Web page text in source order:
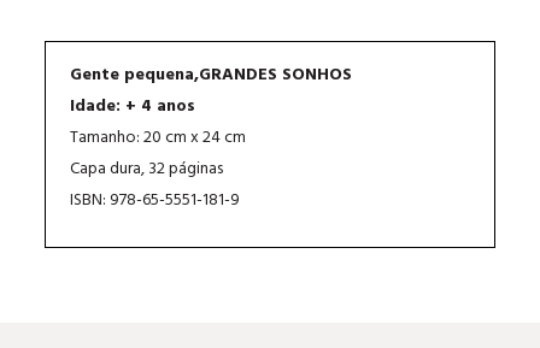
Gente pequena,GRANDES SONHOS
Idade: + 4 anos
Tamanho: 20 cm x 24 cm
Capa dura, 32 páginas
ISBN: 978-65-5551-181-9